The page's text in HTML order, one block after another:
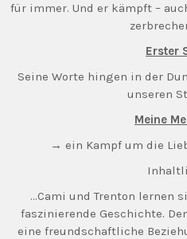
für immer. Und er kämpft –
Erster
Seine Worte hingen in der
unseren
Meine
→ ein Kampf um die
…Cami und Trenton lernen
faszinierende Geschichte.
eine freundschaftliche